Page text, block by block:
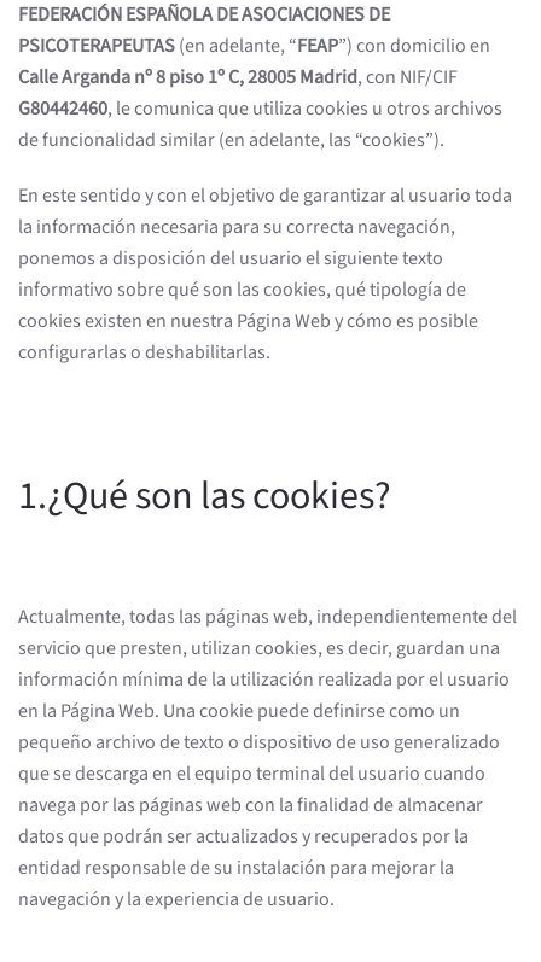
FEDERACIÓN ESPAÑOLA DE ASOCIACIONES DE
PSICOTERAPEUTAS(en adelante, “FEAP”) con domicilio en
Calle Arganda nº 8 piso 1º C, 28005 Madrid, con NIF/CIF
G80442460, le comunica que utiliza cookies u otros archivos
de funcionalidad similar (en adelante, las “cookies”).
En este sentido y con el objetivo de garantizar al usuario toda
la información necesaria para su correcta navegación,
ponemos a disposición del usuario el siguiente texto
informativo sobre qué son las cookies, qué tipología de
cookies existen en nuestra Página Web y cómo es posible
configurarlas o deshabilitarlas.
1.¿Qué son las cookies?
Actualmente, todas las páginas web, independientemente del
servicio que presten, utilizan cookies, es decir, guardan una
información mínima de la utilización realizada por el usuario
en la Página Web. Una cookie puede definirse como un
pequeño archivo de texto o dispositivo de uso generalizado
que se descarga en el equipo terminal del usuario cuando
navega por las páginas web con la finalidad de almacenar
datos que podrán ser actualizados y recuperados por la
entidad responsable de su instalación para mejorar la
navegación y la experiencia de usuario.